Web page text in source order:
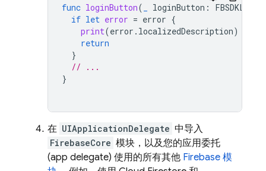
func loginButton( loginButton :
if let error = error {
print(error . localizedDescription)
return
}
// ...
}
在 UIApplicationDelegate 中导入
FirebaseCore 模块，以及您的应用委托
(app delegate) 使用的所有其他 Firebase 模